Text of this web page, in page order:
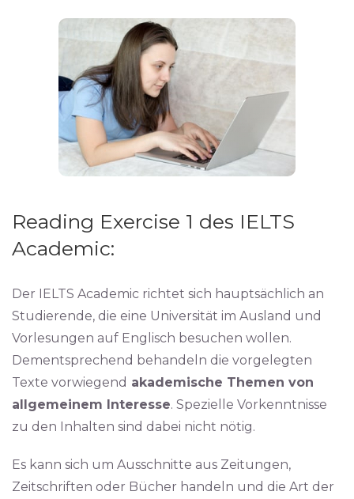
Reading Exercise 1 des IELTS
Academic:
Der IELTS Academic richtet sich hauptsächlich an
Studierende, die eine Universität im Ausland und
Vorlesungen auf Englisch besuchen wollen.
Dementsprechend behandeln die vorgelegten
Texte vorwiegend akademische Themen von
allgemeinem Interesse. Spezielle Vorkenntnisse
zu den Inhalten sind dabei nicht nötig.
Es kann sich um Ausschnitte aus Zeitungen,
Zeitschriften oder Bücher handeln und die Art der